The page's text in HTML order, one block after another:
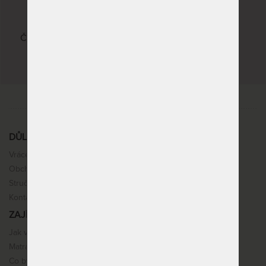
Česká republika, Slovenská republika, Německo,
DŮLEŽITÉ INFORMACE
ZAJÍMAVOSTI